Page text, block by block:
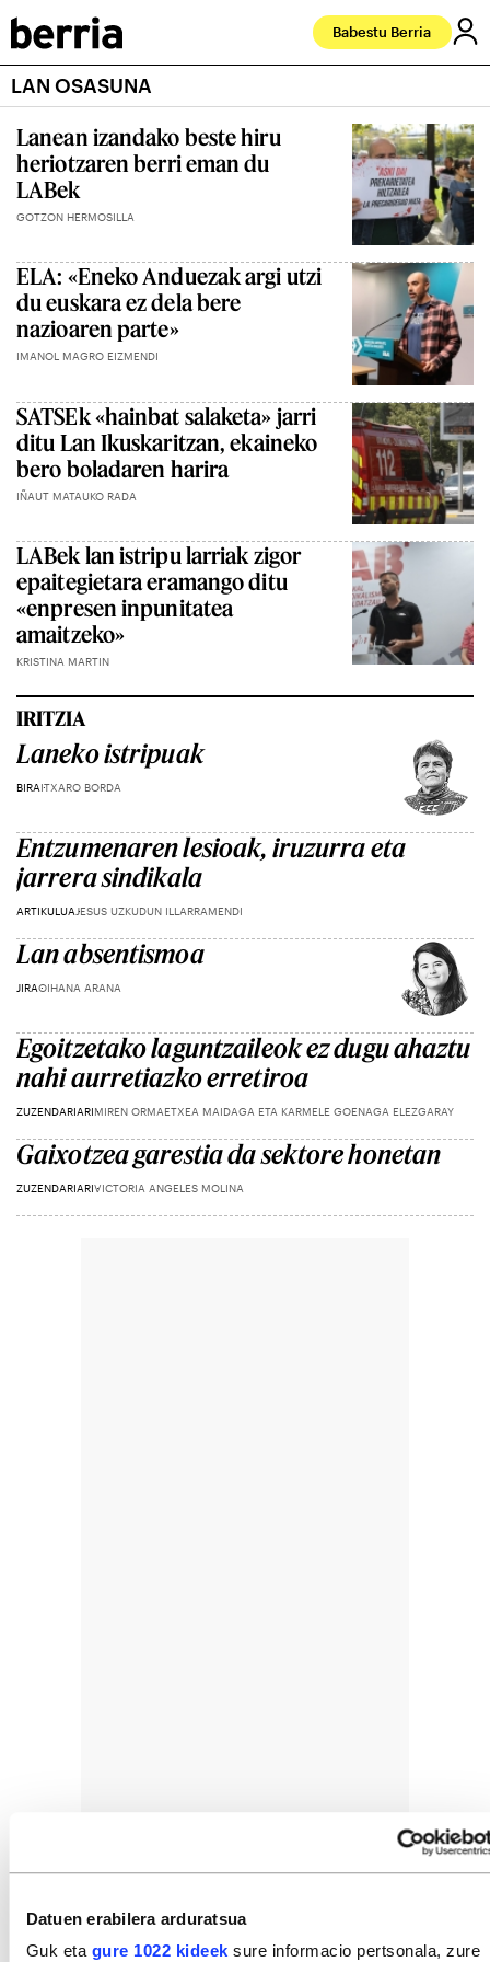
Datuen erabilera arduratsua
Guk eta gure 1022 kideek sure informacio pertsonala, zure
Babestu Berria
LAN OSASUNA
Lanean izandako beste hiru
heriotzaren berri eman du
LABek
GOTZON HERMOSILLA
ELA: «Eneko Anduezak argi utzi
du euskara ez dela bere
nazioaren parte»
IMANOL MAGRO EIZMENDI
SATSEk «hainbat salaketa» jarri
ditu Lan Ikuskaritzan, ekaineko
bero boladaren harira
IÑAUT MATAUKO RADA
LABek lan istripu larriak zigor
epaitegietara eramango ditu
«enpresen inpunitatea
amaitzeko»
KRISTINA MARTIN
IRITZIA
Laneko istripuak
BIRAITXARO BORDA
Entzumenaren lesioak, iruzurra eta
jarrera sindikala
ARTIKULUA JESUS UZKUDUN ILLARRAMENDI
Lan absentismoa
JIRAOIHANA ARANA
Egoitzetako laguntzaileok ez dugu ahaztu
nahi aurretiazko erretiroa
ZUZENDARIARIMIREN ORMAETXEA MAIDAGA ETA KARMELE GOENAGA ELEZGARAY
Gaixotzea garestia da sektore honetan
ZUZENDARIARIVICTORIA ANGELES MOLINA